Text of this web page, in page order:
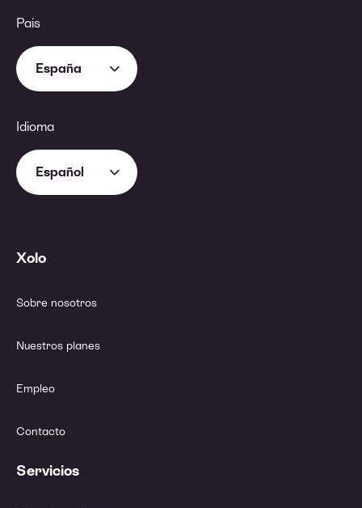
País
España
Idioma
Español
Xolo
Sobre nosotros
Nuestros planes
Empleo
Contacto
Servicios